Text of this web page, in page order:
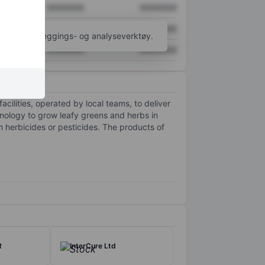
XXXXXXX XXXXXXX
flere kartleggings- og analyseverktøy.
operated by local teams, to deliver
to grow leafy greens and herbs in
herbicides or pesticides. The products of
InterCure Ltd